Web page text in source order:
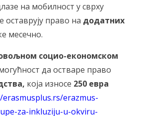
на мобилност у сврху
право на додатних
месечно.
социо-економском
да остваре право
која износе 250 евра
erazmus-
za-inkluziju-u-okviru-